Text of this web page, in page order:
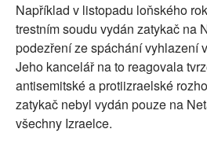
Například v listopadu loňského
trestním soudu vydán zatykač na
podezření ze spáchání vyhlazení
Jeho kancelář na to reagovala
antisemitské a protiizraelské
zatykač nebyl vydán pouze na
všechny Izraelce.